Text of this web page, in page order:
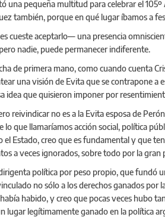
una pequeña multitud para celebrar el
también, porque en qué lugar íbamos a
cueste aceptarlo— una presencia
nadie, puede permanecer indiferente.
de primera mano, como cuando cuenta
una visión de Evita que se contrapone
idea que quisieron imponer por
reivindicar no es a la Evita esposa de
que llamaríamos acción social, política
Estado, creo que es fundamental y que
a veces ignorados, sobre todo por la
política por peso propio, que
no sólo a los derechos ganados
habido, y creo que pocas veces hubo
lugar legítimamente ganado en la política